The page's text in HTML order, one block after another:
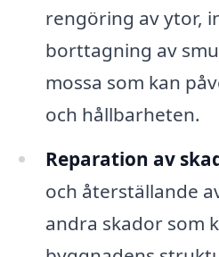
rengöring av ytor,
borttagning av
mossa som kan
och hållbarheten.
Reparation av
och återställande
andra skador som